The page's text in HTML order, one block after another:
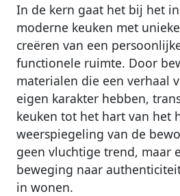
In de kern gaat het bij het
moderne keuken met
creëren van een
functionele ruimte. Door
materialen die een verhaal
eigen karakter hebben,
keuken tot het hart van het
weerspiegeling van de
geen vluchtige trend, maar
beweging naar
in wonen.